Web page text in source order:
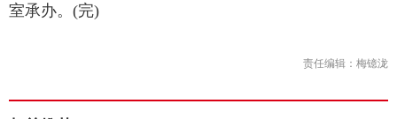
室承办。(完)
责任编辑：梅镱泷